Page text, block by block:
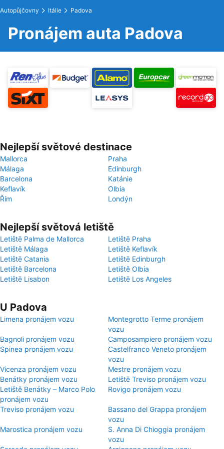
Autopůjčovny Itálie Padova
Pronájem auta Padova
Nejlepší světové destinace
Mallorca
Praha
Málaga
Edinburgh
Barcelona
Katánie
Keflavík
Olbia
Řím
Londýn
Nejlepší světová letiště
Letiště Palma de Mallorca
Letiště Praha
Letiště Málaga
Letiště Keflavík
Letiště Catania
Letiště Edinburgh
Letiště Barcelona
Letiště Olbia
Letiště Lisabon
Letiště Los Angeles
U Padova
Limena pronájem vozu
Montegrotto Terme pronájem
vozu
Bagnoli pronájem vozu
Camposampiero pronájem vozu
Spinea pronájem vozu
Castelfranco Veneto pronájem
vozu
Vicenza pronájem vozu
Mestre pronájem vozu
Benátky pronájem vozu
Letiště Treviso pronájem vozu
Letiště Benátky – Marco Polo
pronájem vozu
Rovigo pronájem vozu
Treviso pronájem vozu
Bassano del Grappa pronájem
vozu
Marostica pronájem vozu
S. Anna Di Chioggia pronájem
vozu